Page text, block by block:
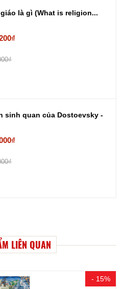
là gì (What is religion...
sinh quan của Dostoevsky -
LIÊN QUAN